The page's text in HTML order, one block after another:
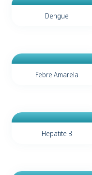
Dengue
Febre Amarela
Hepatite B